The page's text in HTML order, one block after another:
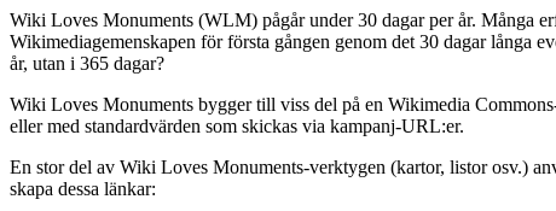
Wiki Loves Monuments (WLM) pågår under 30 dagar per år. Många
Wikimediagemenskapen för första gången genom det 30 dagar långa
år, utan i 365 dagar?
Wiki Loves Monuments bygger till viss del på en Wikimedia
eller med standardvärden som skickas via kampanj-URL:er.
En stor del av Wiki Loves Monuments-verktygen (kartor, listor osv.)
skapa dessa länkar: